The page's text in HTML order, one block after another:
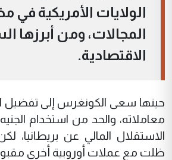
الولايات الأمريكية في
المجالات، ومن أبرزها
الاقتصادية.
حينها سعى الكونغرس إلى تفضيل
معاملاته، والحد من استخدام
الاستقلال المالي عن بريطانيا،
ظلت مع عملات أوروبية أخرى